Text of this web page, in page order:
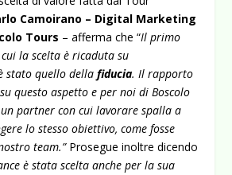
Camoirano – Digital Marketing
Tours – afferma che “Il primo
la scelta è ricaduta su
stato quello dellafiducia. Il rapporto
questo aspetto e per noi di Boscolo
partner con cui lavorare spalla a
lo stesso obiettivo, come fosse
team.”Prosegue inoltre dicendo
è stata scelta anche per la sua